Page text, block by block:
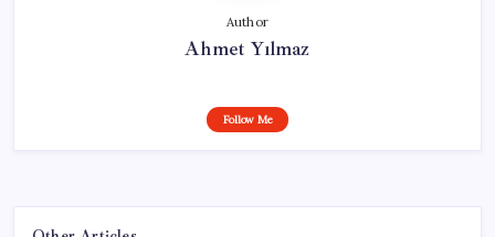
Author
Ahmet Yılmaz
Follow Me